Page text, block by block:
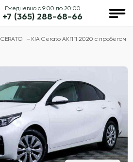
Ежедневно с 9:00 до 20:00
+7 (365) 288-68-66
CERATO
KIA Cerato АКПП 2020 с пробегом